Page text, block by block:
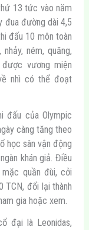
13 tức vào năm
đua đường dài 4,5
đấu 10 môn toàn
ném, quăng,
vương miện
nhì có thể đoạt
đấu của Olympic
càng tăng theo
học sân vận động
khán giả. Điều
quần đùi, cởi
TCN, đổi lại thành
gia hoặc xem.
đại là Leonidas,